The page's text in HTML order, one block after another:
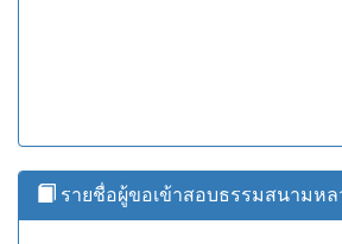
รายชื่อผู้ขอเข้าสอบธรรมสนามห